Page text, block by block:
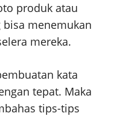
produk atau
bisa menemukan
mereka.
kata
tepat. Maka
tips-tips